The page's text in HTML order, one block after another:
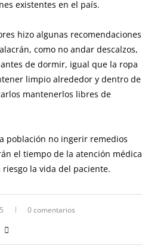
existentes en el país.
hizo algunas recomendaciones
como no andar descalzos,
de dormir, igual que la ropa
limpio alrededor y dentro de
mantenerlos libres de
población no ingerir remedios
el tiempo de la atención médica
la vida del paciente.
0 comentarios